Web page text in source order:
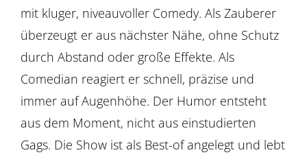
mit kluger, niveauvoller Comedy. Als Zauberer
überzeugt er aus nächster Nähe, ohne Schutz
durch Abstand oder große Effekte. Als
Comedian reagiert er schnell, präzise und
immer auf Augenhöhe. Der Humor entsteht
aus dem Moment, nicht aus einstudierten
Gags. Die Show ist als Best-of angelegt und lebt